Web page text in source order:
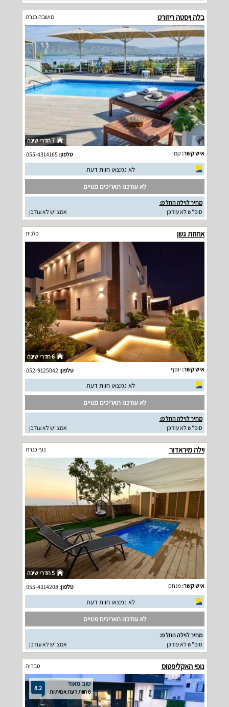
בלה ויסטה ריזורט מושבה כנרת
7 חדרי שינה
איש קשר: קמי טלפון:055-4314165
לא נמצאו חוות דעת
לא עודכנו תאריכים פנויים
מחיר לוילה החל מ:
סופ"ש לא עודכן
אמצ"ש לא עודכן
אחוזת גשן כלנית
6 חדרי שינה
איש קשר: יוסף טלפון:052-9125042
לא נמצאו חוות דעת
לא עודכנו תאריכים פנויים
מחיר לוילה החל מ:
סופ"ש לא עודכן
אמצ"ש לא עודכן
וילה מיראדור נוף כנרת
5 חדרי שינה
איש קשר:מנחם טלפון:055-4314208
לא נמצאו חוות דעת
לא עודכנו תאריכים פנויים
מחיר לוילה החל מ:
סופ"ש לא עודכן
אמצ"ש לא עודכן
נופי האקליפטוס טבריה
8.2 טוב מאוד
6 חוות דעת אמיתיות